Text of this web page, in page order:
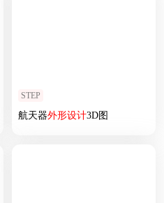
STEP
航天器外形设计3D图